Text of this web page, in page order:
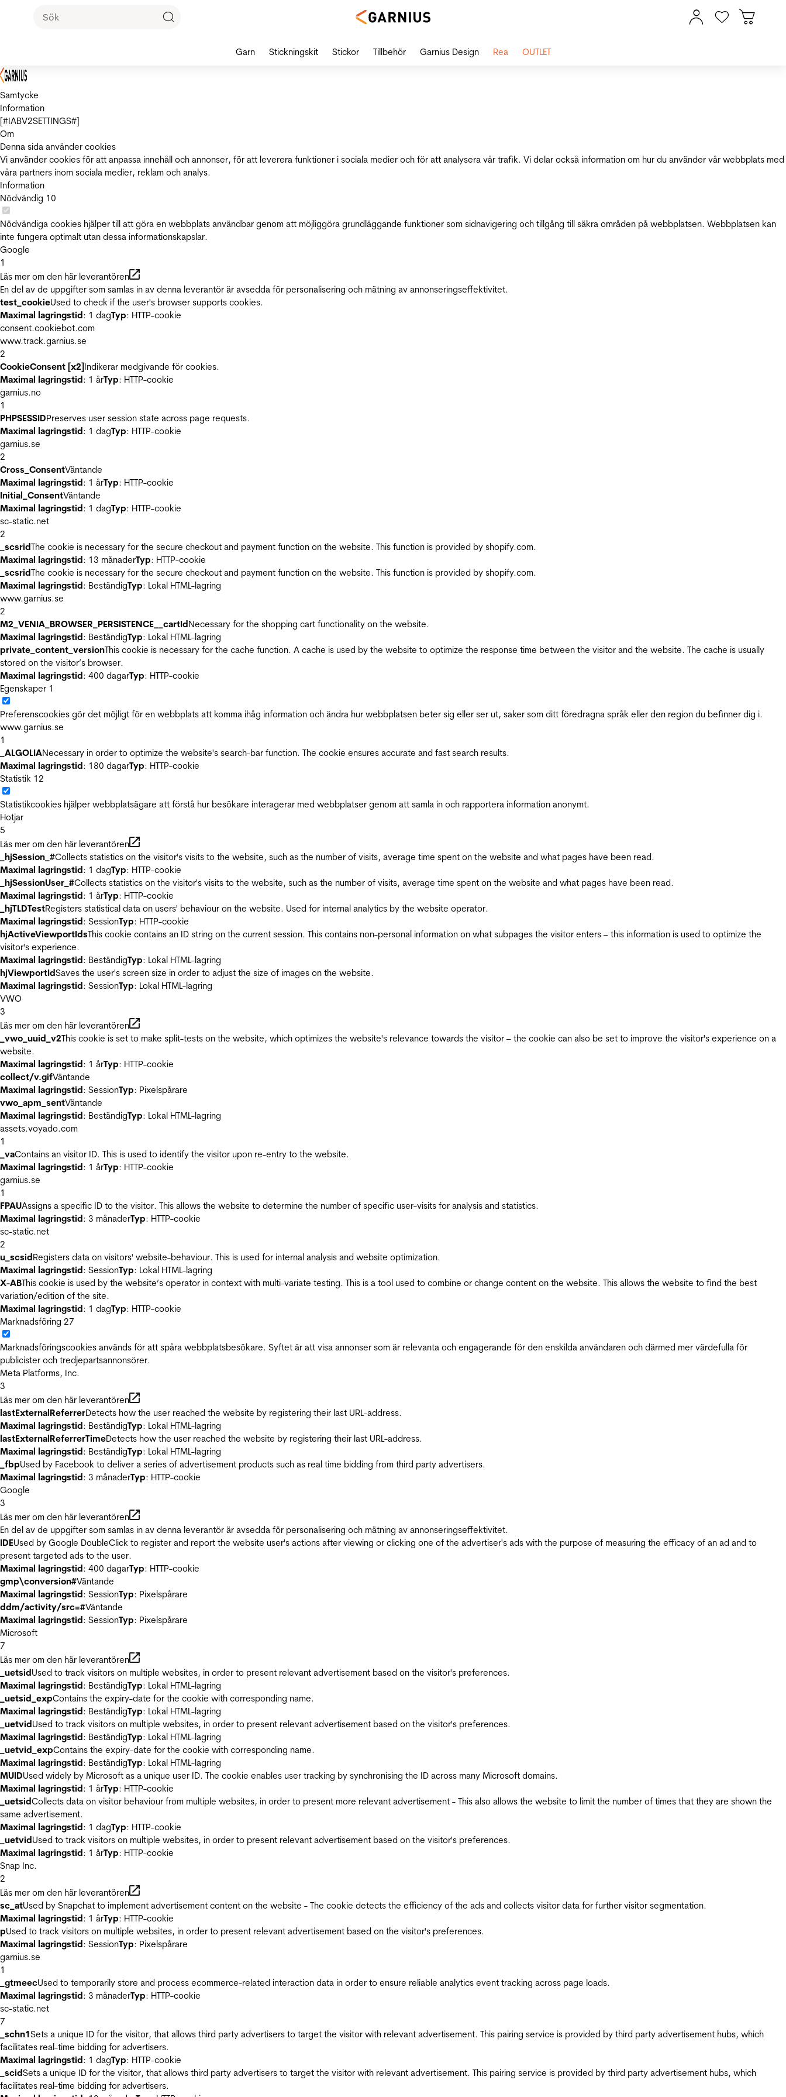
Samtycke
Information
[#IABV2SETTINGS#]
Om
Denna sida använder cookies
Vi använder cookies för att anpassa innehåll och annonser, för att leverera funktioner i sociala medier och för att analysera vår trafik. Vi delar också information om hur du använder vår webbplats med
våra partners inom sociala medier, reklam och analys.
Information
Nödvändig 10
Nödvändiga cookies hjälper till att göra en webbplats användbar genom att möjliggöra grundläggande funktioner som sidnavigering och tillgång till säkra områden på webbplatsen. Webbplatsen kan
inte fungera optimalt utan dessa informationskapslar.
Google
1
Läs mer om den här leverantören
En del av de uppgifter som samlas in av denna leverantör är avsedda för personalisering och mätning av annonseringseffektivitet.
test_cookieUsed to check if the user's browser supports cookies.
Maximal lagringstid: 1 dagTyp: HTTP-cookie
consent.cookiebot.com
www.track.garnius.se
2
CookieConsent [x2]Indikerar medgivande för cookies.
Maximal lagringstid: 1 årTyp: HTTP-cookie
garnius.no
1
PHPSESSIDPreserves user session state across page requests.
Maximal lagringstid: 1 dagTyp: HTTP-cookie
garnius.se
2
Cross_ConsentVäntande
Maximal lagringstid: 1 årTyp: HTTP-cookie
Initial_ConsentVäntande
Maximal lagringstid: 1 dagTyp: HTTP-cookie
sc-static.net
2
_scsridThe cookie is necessary for the secure checkout and payment function on the website. This function is provided by shopify.com.
Maximal lagringstid: 13 månaderTyp: HTTP-cookie
_scsridThe cookie is necessary for the secure checkout and payment function on the website. This function is provided by shopify.com.
Maximal lagringstid: BeständigTyp: Lokal HTML-lagring
www.garnius.se
2
M2_VENIA_BROWSER_PERSISTENCE__cartIdNecessary for the shopping cart functionality on the website.
Maximal lagringstid: BeständigTyp: Lokal HTML-lagring
private_content_versionThis cookie is necessary for the cache function. A cache is used by the website to optimize the response time between the visitor and the website. The cache is usually
stored on the visitor’s browser.
Maximal lagringstid: 400 dagarTyp: HTTP-cookie
Egenskaper 1
Preferenscookies gör det möjligt för en webbplats att komma ihåg information och ändra hur webbplatsen beter sig eller ser ut, saker som ditt föredragna språk eller den region du befinner dig i.
www.garnius.se
1
_ALGOLIANecessary in order to optimize the website's search-bar function. The cookie ensures accurate and fast search results.
Maximal lagringstid: 180 dagarTyp: HTTP-cookie
Statistik 12
Statistikcookies hjälper webbplatsägare att förstå hur besökare interagerar med webbplatser genom att samla in och rapportera information anonymt.
Hotjar
5
Läs mer om den här leverantören
_hjSession_#Collects statistics on the visitor's visits to the website, such as the number of visits, average time spent on the website and what pages have been read.
Maximal lagringstid: 1 dagTyp: HTTP-cookie
_hjSessionUser_#Collects statistics on the visitor's visits to the website, such as the number of visits, average time spent on the website and what pages have been read.
Maximal lagringstid: 1 årTyp: HTTP-cookie
_hjTLDTestRegisters statistical data on users' behaviour on the website. Used for internal analytics by the website operator.
Maximal lagringstid: SessionTyp: HTTP-cookie
hjActiveViewportIdsThis cookie contains an ID string on the current session. This contains non-personal information on what subpages the visitor enters – this information is used to optimize the
visitor's experience.
Maximal lagringstid: BeständigTyp: Lokal HTML-lagring
hjViewportIdSaves the user's screen size in order to adjust the size of images on the website.
Maximal lagringstid: SessionTyp: Lokal HTML-lagring
VWO
3
Läs mer om den här leverantören
_vwo_uuid_v2This cookie is set to make split-tests on the website, which optimizes the website's relevance towards the visitor – the cookie can also be set to improve the visitor's experience on a
website.
Maximal lagringstid: 1 årTyp: HTTP-cookie
collect/v.gifVäntande
Maximal lagringstid: SessionTyp: Pixelspårare
vwo_apm_sentVäntande
Maximal lagringstid: BeständigTyp: Lokal HTML-lagring
assets.voyado.com
1
_vaContains an visitor ID. This is used to identify the visitor upon re-entry to the website.
Maximal lagringstid: 1 årTyp: HTTP-cookie
garnius.se
1
FPAUAssigns a specific ID to the visitor. This allows the website to determine the number of specific user-visits for analysis and statistics.
Maximal lagringstid: 3 månaderTyp: HTTP-cookie
sc-static.net
2
u_scsidRegisters data on visitors' website-behaviour. This is used for internal analysis and website optimization.
Maximal lagringstid: SessionTyp: Lokal HTML-lagring
X-ABThis cookie is used by the website’s operator in context with multi-variate testing. This is a tool used to combine or change content on the website. This allows the website to find the best
variation/edition of the site.
Maximal lagringstid: 1 dagTyp: HTTP-cookie
Marknadsföring 27
Marknadsföringscookies används för att spåra webbplatsbesökare. Syftet är att visa annonser som är relevanta och engagerande för den enskilda användaren och därmed mer värdefulla för
publicister och tredjepartsannonsörer.
Meta Platforms, Inc.
3
Läs mer om den här leverantören
lastExternalReferrerDetects how the user reached the website by registering their last URL-address.
Maximal lagringstid: BeständigTyp: Lokal HTML-lagring
lastExternalReferrerTimeDetects how the user reached the website by registering their last URL-address.
Maximal lagringstid: BeständigTyp: Lokal HTML-lagring
_fbpUsed by Facebook to deliver a series of advertisement products such as real time bidding from third party advertisers.
Maximal lagringstid: 3 månaderTyp: HTTP-cookie
Google
3
Läs mer om den här leverantören
En del av de uppgifter som samlas in av denna leverantör är avsedda för personalisering och mätning av annonseringseffektivitet.
IDEUsed by Google DoubleClick to register and report the website user's actions after viewing or clicking one of the advertiser's ads with the purpose of measuring the efficacy of an ad and to
present targeted ads to the user.
Maximal lagringstid: 400 dagarTyp: HTTP-cookie
gmp\conversion#Väntande
Maximal lagringstid: SessionTyp: Pixelspårare
ddm/activity/src=#Väntande
Maximal lagringstid: SessionTyp: Pixelspårare
Microsoft
7
Läs mer om den här leverantören
_uetsidUsed to track visitors on multiple websites, in order to present relevant advertisement based on the visitor's preferences.
Maximal lagringstid: BeständigTyp: Lokal HTML-lagring
_uetsid_expContains the expiry-date for the cookie with corresponding name.
Maximal lagringstid: BeständigTyp: Lokal HTML-lagring
_uetvidUsed to track visitors on multiple websites, in order to present relevant advertisement based on the visitor's preferences.
Maximal lagringstid: BeständigTyp: Lokal HTML-lagring
_uetvid_expContains the expiry-date for the cookie with corresponding name.
Maximal lagringstid: BeständigTyp: Lokal HTML-lagring
MUIDUsed widely by Microsoft as a unique user ID. The cookie enables user tracking by synchronising the ID across many Microsoft domains.
Maximal lagringstid: 1 årTyp: HTTP-cookie
_uetsidCollects data on visitor behaviour from multiple websites, in order to present more relevant advertisement - This also allows the website to limit the number of times that they are shown the
same advertisement.
Maximal lagringstid: 1 dagTyp: HTTP-cookie
_uetvidUsed to track visitors on multiple websites, in order to present relevant advertisement based on the visitor's preferences.
Maximal lagringstid: 1 årTyp: HTTP-cookie
Snap Inc.
2
Läs mer om den här leverantören
sc_atUsed by Snapchat to implement advertisement content on the website - The cookie detects the efficiency of the ads and collects visitor data for further visitor segmentation.
Maximal lagringstid: 1 årTyp: HTTP-cookie
pUsed to track visitors on multiple websites, in order to present relevant advertisement based on the visitor's preferences.
Maximal lagringstid: SessionTyp: Pixelspårare
garnius.se
1
_gtmeecUsed to temporarily store and process ecommerce-related interaction data in order to ensure reliable analytics event tracking across page loads.
Maximal lagringstid: 3 månaderTyp: HTTP-cookie
sc-static.net
7
_schn1Sets a unique ID for the visitor, that allows third party advertisers to target the visitor with relevant advertisement. This pairing service is provided by third party advertisement hubs, which
facilitates real-time bidding for advertisers.
Maximal lagringstid: 1 dagTyp: HTTP-cookie
_scidSets a unique ID for the visitor, that allows third party advertisers to target the visitor with relevant advertisement. This pairing service is provided by third party advertisement hubs, which
facilitates real-time bidding for advertisers.
Garn Stickningskit Stickor Tillbehör Garnius Design Rea OUTLET